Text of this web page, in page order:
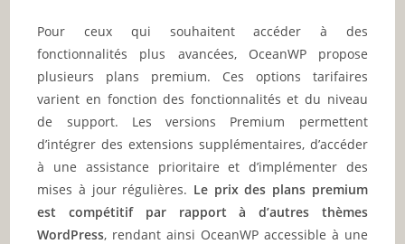
Pour ceux qui souhaitent accéder à des
fonctionnalités plus avancées, OceanWP propose
plusieurs plans premium. Ces options tarifaires
varient en fonction des fonctionnalités et du niveau
de support. Les versions Premium permettent
d’intégrer des extensions supplémentaires, d’accéder
à une assistance prioritaire et d’implémenter des
mises à jour régulières. Le prix des plans premium
est compétitif par rapport à d’autres thèmes
WordPress, rendant ainsi OceanWP accessible à une